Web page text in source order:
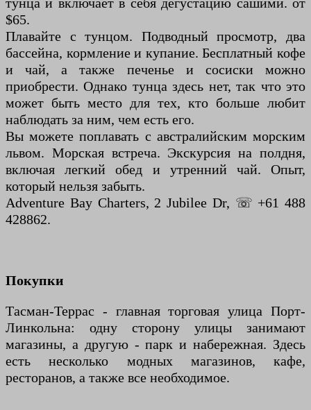
$65.
Плавайте с тунцом. Подводный просмотр, два
бассейна, кормление и купание. Бесплатный кофе
и чай, а также печенье и сосиски можно
приобрести. Однако тунца здесь нет, так что это
может быть место для тех, кто больше любит
наблюдать за ним, чем есть его.
Вы можете поплавать с австралийским морским
львом. Морская встреча. Экскурсия на полдня,
включая легкий обед и утренний чай. Опыт,
который нельзя забыть.
Adventure Bay Charters, 2 Jubilee Dr, ☏ +61 488
428862.
Покупки
Тасман-Террас - главная торговая улица Порт-
Линкольна: одну сторону улицы занимают
магазины, а другую - парк и набережная. Здесь
есть несколько модных магазинов, кафе,
ресторанов, а также все необходимое.